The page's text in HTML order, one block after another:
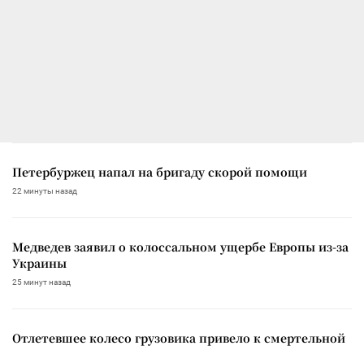
Петербуржец напал на бригаду скорой помощи
22 минуты назад
Медведев заявил о колоссальном ущербе Европы из-за
Украины
25 минут назад
Отлетевшее колесо грузовика привело к смертельной